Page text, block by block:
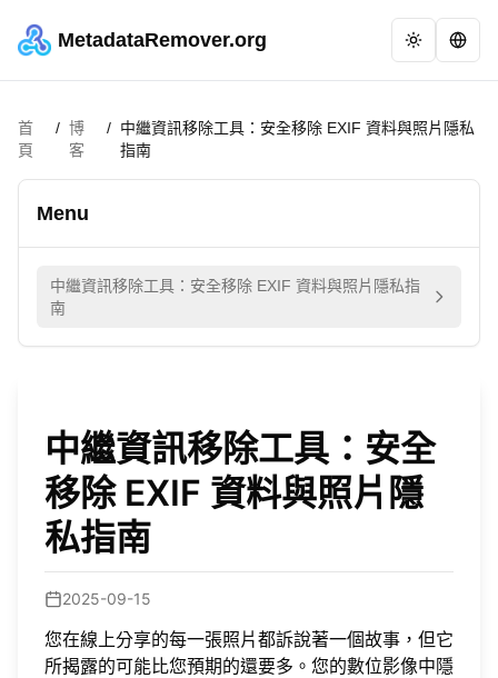
MetadataRemover.org
首
頁
/ 博
客
/ 中繼資訊移除工具：安全移除 EXIF 資料與照片隱私
指南
Menu
中繼資訊移除工具：安全移除 EXIF 資料與照片隱私指
南
中繼資訊移除工具：安全
移除 EXIF 資料與照片隱
私指南
2025-09-15
您在線上分享的每一張照片都訴說著一個故事，但它
所揭露的可能比您預期的還要多。您的數位影像中隱